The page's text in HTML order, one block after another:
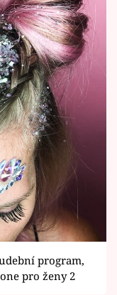
program,
pro ženy 2